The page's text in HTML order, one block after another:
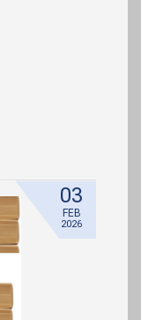
03
FEB
2026